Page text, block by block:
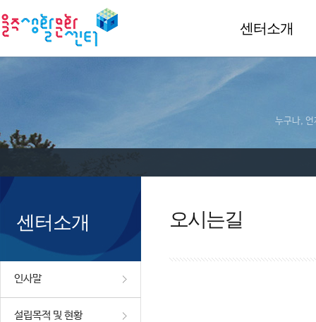
센터소개
누구나, 언
센터소개
인사말
설립목적 및 현황
오시는길